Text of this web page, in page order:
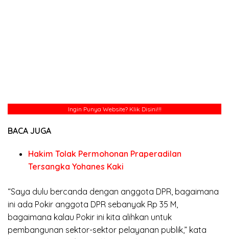
Ingin Punya Website?Klik Disini!!!
BACA JUGA
Hakim Tolak Permohonan Praperadilan
Tersangka Yohanes Kaki
“Saya dulu bercanda dengan anggota DPR, bagaimana
ini ada Pokir anggota DPR sebanyak Rp 35 M,
bagaimana kalau Pokir ini kita alihkan untuk
pembangunan sektor-sektor pelayanan publik,” kata